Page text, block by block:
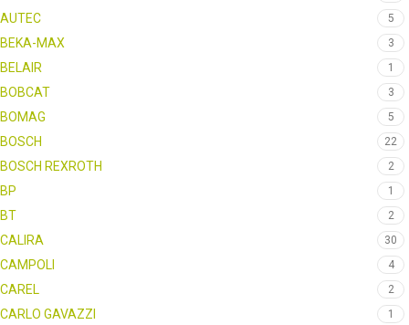
AUTEC 5
BEKA-MAX 3
BELAIR 1
BOBCAT 3
BOMAG 5
BOSCH 22
BOSCH REXROTH 2
BP 1
BT 2
CALIRA 30
CAMPOLI 4
CAREL 2
CARLO GAVAZZI 1